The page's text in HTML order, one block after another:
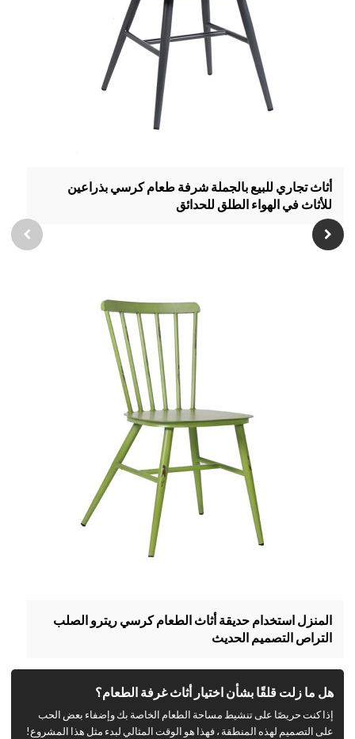
أثاث تجاري للبيع بالجملة شرفة طعام كرسي بذراعين
للأثاث في الهواء الطلق للحدائق
المنزل استخدام حديقة أثاث الطعام كرسي ريترو الصلب
التراص التصميم الحديث
هل ما زلت قلقًا بشأن اختيار أثاث غرفة الطعام؟
إذا كنت حريصًا على تنشيط مساحة الطعام الخاصة بك وإضفاء بعض الحب
على التصميم لهذه المنطقة ، فهذا هو الوقت المثالي لبدء مثل هذا المشروع!